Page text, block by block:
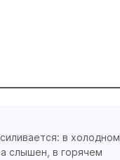
в холодном
слышен, в горячем